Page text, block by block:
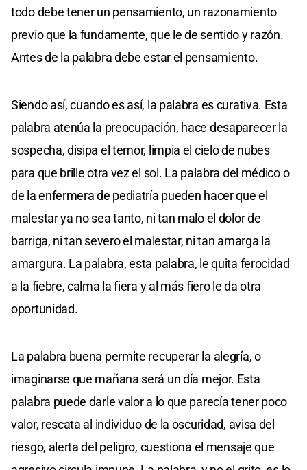
todo debe tener un pensamiento, un razonamiento
previo que la fundamente, que le de sentido y razón.
Antes de la palabra debe estar el pensamiento.
Siendo así, cuando es así, la palabra es curativa. Esta
palabra atenúa la preocupación, hace desaparecer la
sospecha, disipa el temor, limpia el cielo de nubes
para que brille otra vez el sol. La palabra del médico o
de la enfermera de pediatría pueden hacer que el
malestar ya no sea tanto, ni tan malo el dolor de
barriga, ni tan severo el malestar, ni tan amarga la
amargura. La palabra, esta palabra, le quita ferocidad
a la fiebre, calma la fiera y al más fiero le da otra
oportunidad.
La palabra buena permite recuperar la alegría, o
imaginarse que mañana será un día mejor. Esta
palabra puede darle valor a lo que parecía tener poco
valor, rescata al individuo de la oscuridad, avisa del
riesgo, alerta del peligro, cuestiona el mensaje que